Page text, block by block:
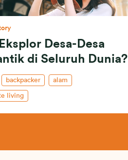
Desa-Desa
di Seluruh Dunia?
backpacker alam
living